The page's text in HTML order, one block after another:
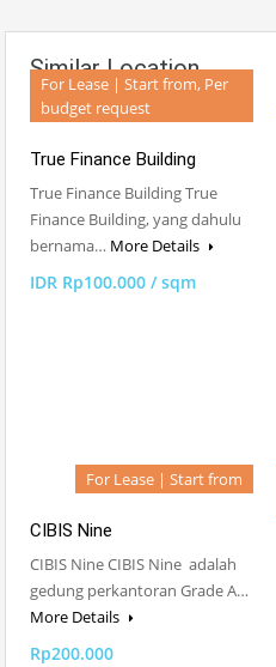
Similar Location
For Lease | Start from, Per
budget request
True Finance Building
True Finance Building True
Finance Building, yang dahulu
bernama… More Details
IDR Rp100.000 / sqm
For Lease | Start from
CIBIS Nine
CIBIS Nine CIBIS Nine adalah
gedung perkantoran Grade A…
More Details
Rp200.000